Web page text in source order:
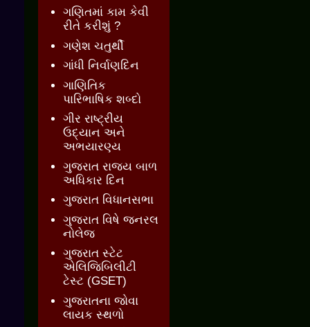
ગણિતમાં કામ કેવી
રીતે કરીશું ?
ગણેશ ચતુર્થી
ગાંધી નિર્વાણદિન
ગાણિતિક
પારિભાષિક શબ્દો
ગીર રાષ્ટ્રીય
ઉદ્યાન અને
અભયારણ્ય
ગુજરાત રાજ્ય બાળ
અધિકાર દિન
ગુજરાત વિધાનસભા
ગુજરાત વિષે જનરલ
નોલેજ
ગુજરાત સ્ટેટ
એલિજિબિલીટી
ટેસ્ટ (GSET)
ગુજરાતના જોવા
લાયક સ્થળો